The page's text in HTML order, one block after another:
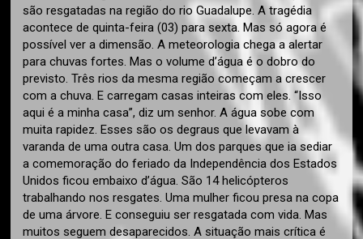
são resgatadas na região do rio Guadalupe. A tragédia
acontece de quinta-feira (03) para sexta. Mas só agora é
possível ver a dimensão. A meteorologia chega a alertar
para chuvas fortes. Mas o volume d’água é o dobro do
previsto. Três rios da mesma região começam a crescer
com a chuva. E carregam casas inteiras com eles. “Isso
aqui é a minha casa”, diz um senhor. A água sobe com
muita rapidez. Esses são os degraus que levavam à
varanda de uma outra casa. Um dos parques que ia sediar
a comemoração do feriado da Independência dos Estados
Unidos ficou embaixo d’água. São 14 helicópteros
trabalhando nos resgates. Uma mulher ficou presa na copa
de uma árvore. E conseguiu ser resgatada com vida. Mas
muitos seguem desaparecidos. A situação mais crítica é